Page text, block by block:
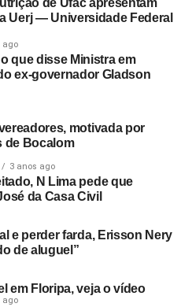
Uerj — Universidade Federal
ago
que disse Ministra em
ex-governador Gladson
motivada por
de Bocalom
3 anos ago
N Lima pede que
da Casa Civil
e perder farda, Erisson Nery
de aluguel”
em Floripa, veja o vídeo
ago